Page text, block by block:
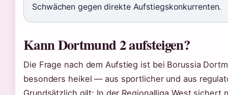
Schwächen gegen direkte Aufstiegskonkurrenten.
Kann Dortmund 2 aufsteigen?
Die Frage nach dem Aufstieg ist bei Borussia
besonders heikel — aus sportlicher und aus
Grundsätzlich gilt: In der Regionalliga West sichert